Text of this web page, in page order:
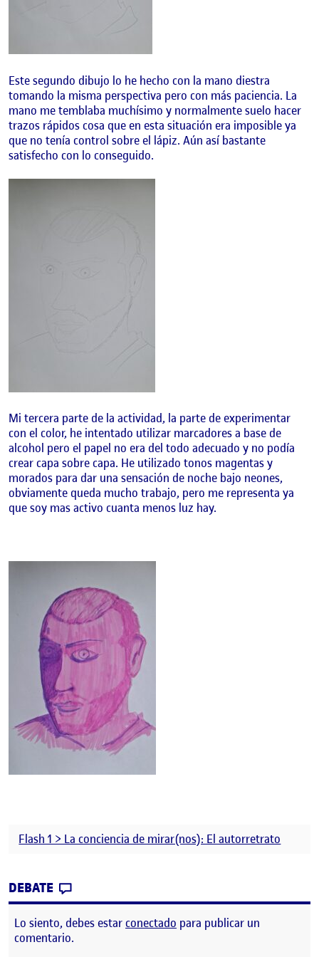
Este segundo dibujo lo he hecho con la mano diestra
tomando la misma perspectiva pero con más paciencia. La
mano me temblaba muchísimo y normalmente suelo hacer
trazos rápidos cosa que en esta situación era imposible ya
que no tenía control sobre el lápiz. Aún así bastante
satisfecho con lo conseguido.
Mi tercera parte de la actividad, la parte de experimentar
con el color, he intentado utilizar marcadores a base de
alcohol pero el papel no era del todo adecuado y no podía
crear capa sobre capa. He utilizado tonos magentas y
morados para dar una sensación de noche bajo neones,
obviamente queda mucho trabajo, pero me representa ya
que soy mas activo cuanta menos luz hay.
Flash 1 > La conciencia de mirar(nos): El autorretrato
DEBATE
Lo siento, debes estarconectado para publicar un
comentario.